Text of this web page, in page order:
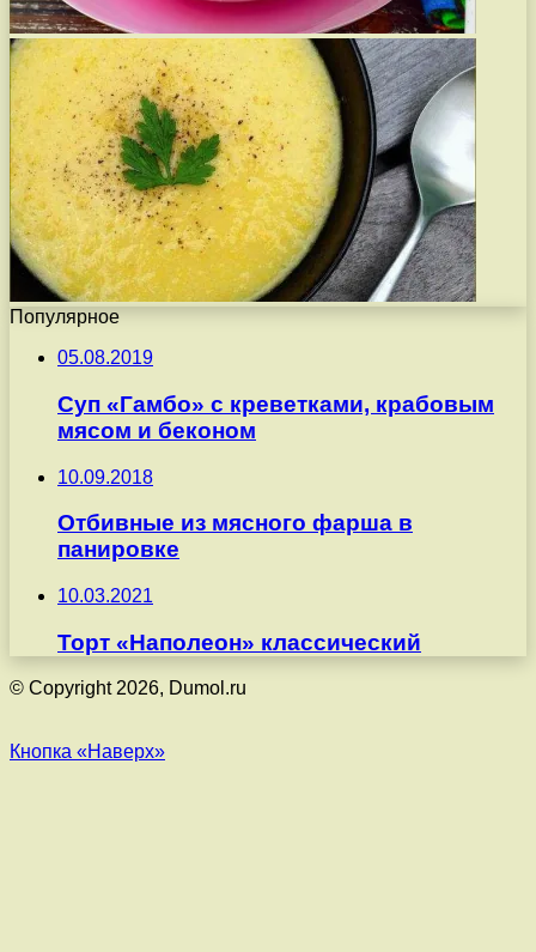
Популярное
05.08.2019
Суп «Гамбо» с креветками, крабовым
мясом и беконом
10.09.2018
Отбивные из мясного фарша в
панировке
10.03.2021
Торт «Наполеон» классический
© Copyright 2026, Dumol.ru
Кнопка «Наверх»